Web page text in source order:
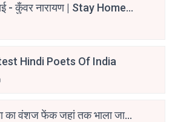
- कुँवर नारायण | Stay Home
Hindi Poets Of India
का वंशज फेंक जहां तक भाला जाए: